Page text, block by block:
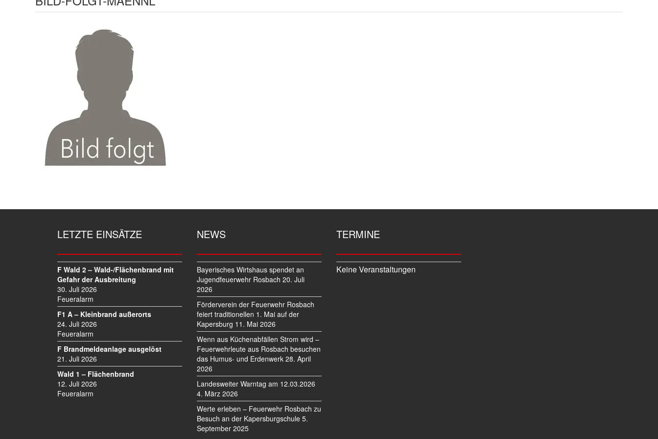
LETZTE EINSÄTZE
F Wald 2 – Wald-/Flächenbrand mit
Gefahr der Ausbreitung
30. Juli 2026
Feueralarm
F1 A – Kleinbrand außerorts
24. Juli 2026
Feueralarm
F Brandmeldeanlage ausgelöst
21. Juli 2026
Wald 1 – Flächenbrand
12. Juli 2026
Feueralarm
NEWS
Bayerisches Wirtshaus spendet an
Jugendfeuerwehr Rosbach 20. Juli
2026
Förderverein der Feuerwehr Rosbach
feiert traditionellen 1. Mai auf der
Kapersburg 11. Mai 2026
Wenn aus Küchenabfällen Strom wird –
Feuerwehrleute aus Rosbach besuchen
das Humus- und Erdenwerk 28. April
2026
Landesweiter Warntag am 12.03.2026
4. März 2026
Werte erleben – Feuerwehr Rosbach zu
Besuch an der Kapersburgschule 5.
September 2025
TERMINE
Keine Veranstaltungen